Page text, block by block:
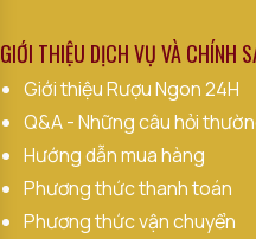
GIỚI THIỆU DỊCH VỤ VÀ CHÍNH
Giới thiệu Rượu Ngon 24H
Q&A - Những câu hỏi
Hướng dẫn mua hàng
Phương thức thanh toán
Phương thức vận chuyển